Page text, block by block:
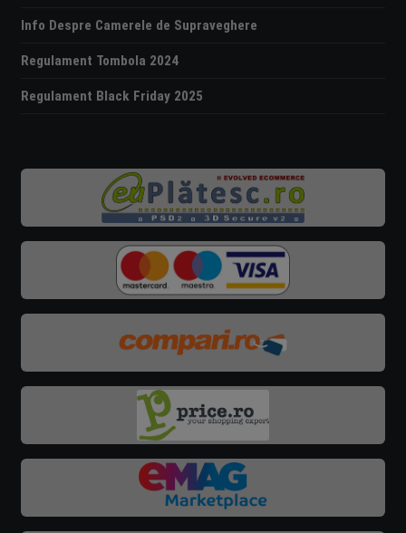
Info Despre Camerele de Supraveghere
Regulament Tombola 2024
Regulament Black Friday 2025